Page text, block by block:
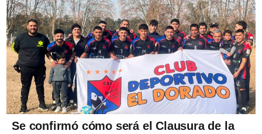
Se confirmó cómo será el Clausura de la